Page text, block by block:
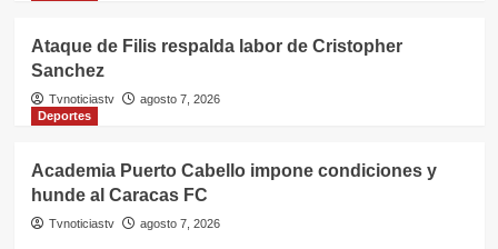
Ataque de Filis respalda labor de Cristopher
Sanchez
Tvnoticiastv
agosto 7, 2026
Deportes
Academia Puerto Cabello impone condiciones y
hunde al Caracas FC
Tvnoticiastv agosto 7, 2026